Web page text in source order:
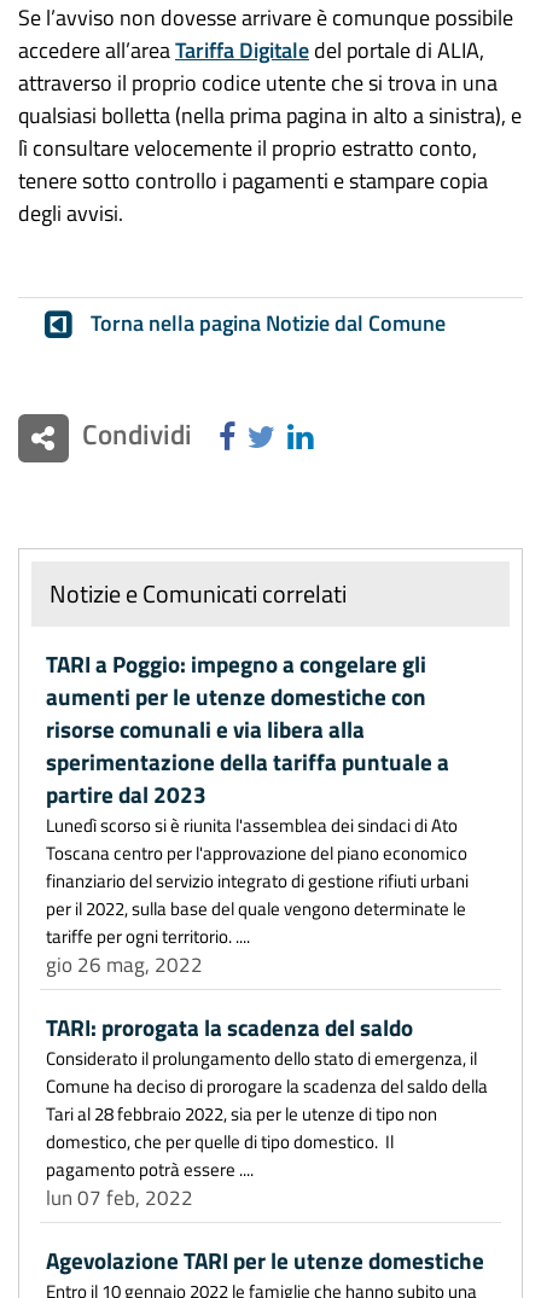
Se l’avviso non dovesse arrivare è comunque possibile
accedere all’areaTariffa Digitaledel portale di ALIA,
attraverso il proprio codice utente che si trova in una
qualsiasi bolletta (nella prima pagina in alto a sinistra), e
lì consultare velocemente il proprio estratto conto,
tenere sotto controllo i pagamenti e stampare copia
degli avvisi.
Torna nella pagina Notizie dal Comune
Condividi
Notizie e Comunicati correlati
TARI a Poggio: impegno a congelare gli
aumenti per le utenze domestiche con
risorse comunali e via libera alla
sperimentazione della tariffa puntuale a
partire dal 2023
Lunedì scorso si è riunita l'assemblea dei sindaci di Ato
Toscana centro per l'approvazione del piano economico
finanziario del servizio integrato di gestione rifiuti urbani
per il 2022, sulla base del quale vengono determinate le
tariffe per ogni territorio. ....
gio 26 mag, 2022
TARI: prorogata la scadenza del saldo
Considerato il prolungamento dello stato di emergenza, il
Comune ha deciso di prorogare la scadenza del saldo della
Tari al 28 febbraio 2022, sia per le utenze di tipo non
domestico, che per quelle di tipo domestico. Il
pagamento potrà essere ....
lun 07 feb, 2022
Agevolazione TARI per le utenze domestiche
Entro il 10 gennaio 2022 le famiglie che hanno subito una